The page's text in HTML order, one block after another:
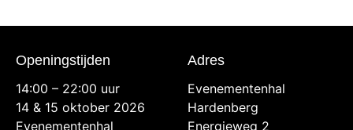
Openingstijden
14:00 – 22:00 uur
14 & 15 oktober 2026
Evenementenhal
Adres
Evenementenhal
Hardenberg
Energieweg 2